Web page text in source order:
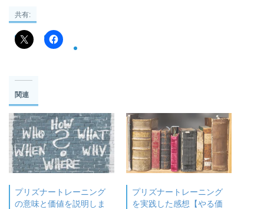
共有:
関連
プリズナートレーニング
の意味と価値を説明しま
プリズナートレーニング
を実践した感想【やる価